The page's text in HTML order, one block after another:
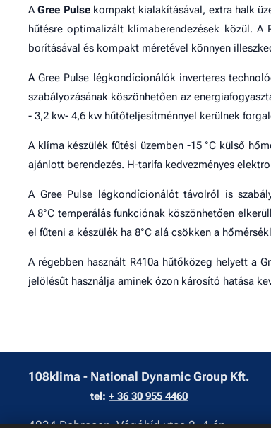
AGree Pulsekompakt kialakításával, extra halk
hűtésre optimalizált klímaberendezések közül.
borításával és kompakt méretével könnyen
A Gree Pulse légkondícionálók inverteres
szabályozásának köszönhetően az
- 3,2 kw- 4,6 kw hűtőteljesítménnyel kerülnek
A klíma készülék fűtési üzemben -15 °C külső
ajánlott berendezés. H-tarifa kedvezményes
A Gree Pulse légkondícionálót távolról is
A 8°C temperálás funkciónak köszönhetően
el fűteni a készülék ha 8°C alá csökken a
A régebben használt R410a hűtőközeg helyett a
jelölésűt használja aminek ózon károsító hatása
108klima - National Dynamic Group Kft.
tel: + 36 30 955 4460
4034 Debrecen, Vágóhíd utca 2. 4.ép